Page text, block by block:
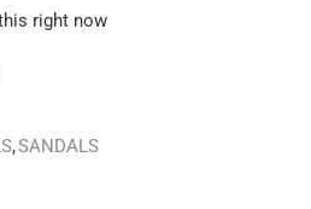
right now
,SANDALS